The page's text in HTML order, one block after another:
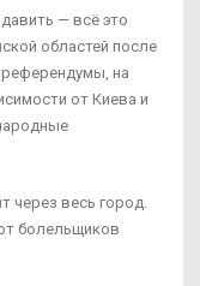
— всё это
областей после
на
от Киева и
через весь город.
болельщиков